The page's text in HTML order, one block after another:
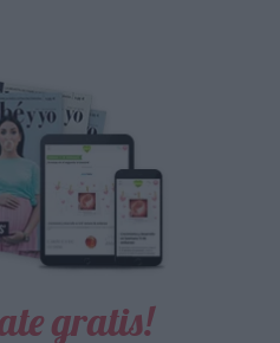
gratis!